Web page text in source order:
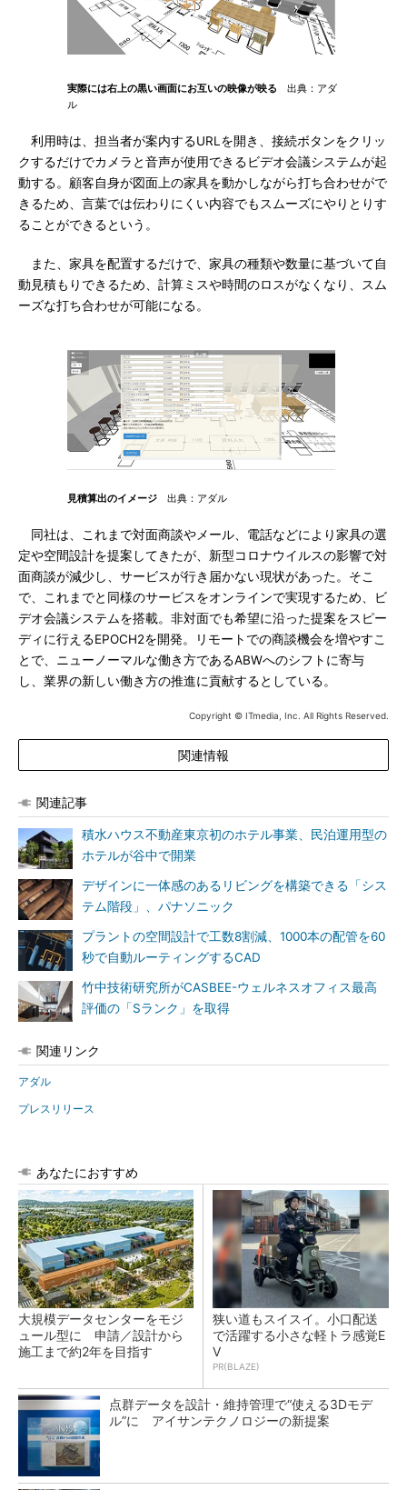
実際には右上の黒い画面にお互いの映像が映る 出典：アダ
ル
利用時は、担当者が案内するURLを開き、接続ボタンをクリッ
クするだけでカメラと音声が使用できるビデオ会議システムが起
動する。顧客自身が図面上の家具を動かしながら打ち合わせがで
きるため、言葉では伝わりにくい内容でもスムーズにやりとりす
ることができるという。
また、家具を配置するだけで、家具の種類や数量に基づいて自
動見積もりできるため、計算ミスや時間のロスがなくなり、スム
ーズな打ち合わせが可能になる。
見積算出のイメージ 出典：アダル
同社は、これまで対面商談やメール、電話などにより家具の選
定や空間設計を提案してきたが、新型コロナウイルスの影響で対
面商談が減少し、サービスが行き届かない現状があった。そこ
で、これまでと同様のサービスをオンラインで実現するため、ビ
デオ会議システムを搭載。非対面でも希望に沿った提案をスピー
ディに行えるEPOCH2を開発。リモートでの商談機会を増やすこ
とで、ニューノーマルな働き方であるABWへのシフトに寄与
し、業界の新しい働き方の推進に貢献するとしている。
Copyright © ITmedia, Inc. All Rights Reserved.
関連情報
関連記事
積水ハウス不動産東京初のホテル事業、民泊運用型の
ホテルが谷中で開業
デザインに一体感のあるリビングを構築できる「シス
テム階段」、パナソニック
プラントの空間設計で工数8割減、1000本の配管を60
秒で自動ルーティングするCAD
竹中技術研究所がCASBEE-ウェルネスオフィス最高
評価の「Sランク」を取得
関連リンク
アダル
プレスリリース
あなたにおすすめ
大規模データセンターをモジ
ュール型に 申請／設計から
施工まで約2年を目指す
狭い道もスイスイ。小口配送
で活躍する小さな軽トラ感覚E
V
PR(BLAZE)
点群データを設計・維持管理で“使える3Dモデ
ル”に アイサンテクノロジーの新提案